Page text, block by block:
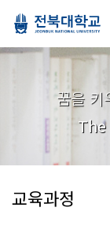
꿈을 키
교육과정